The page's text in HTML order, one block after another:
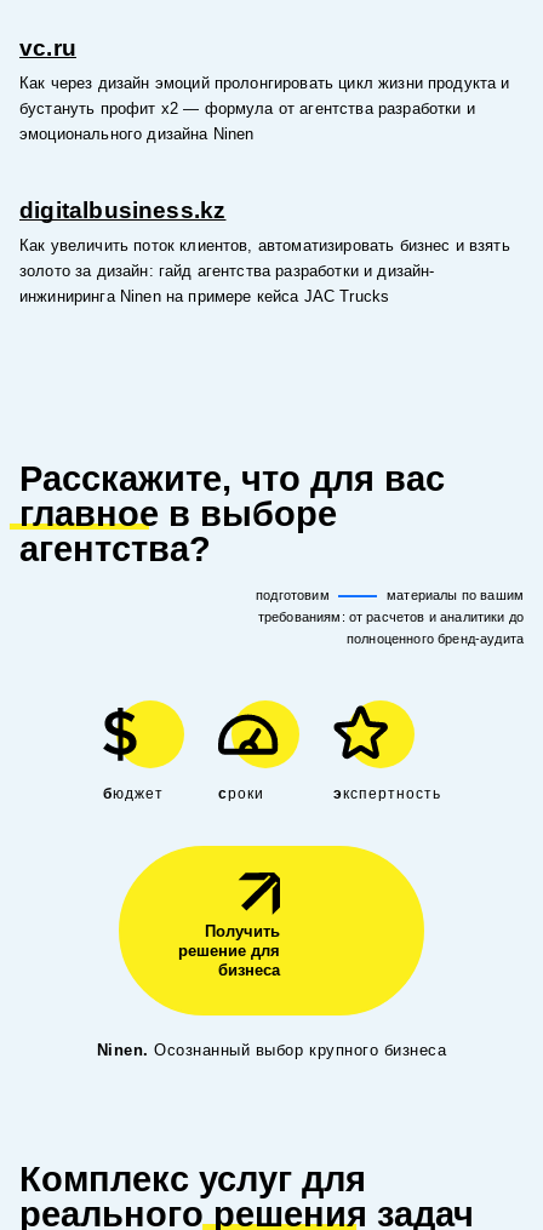
vc.ru
Как через дизайн эмоций пролонгировать цикл жизни продукта и
бустануть профит х2 — формула от агентства разработки и
эмоционального дизайна Ninen
digitalbusiness.kz
Как увеличить поток клиентов, автоматизировать бизнес и взять
золото за дизайн: гайд агентства разработки и дизайн-
инжиниринга Ninen на примере кейса JAC Trucks
Расскажите, что для вас
главное в выборе
агентства?
подготовим
материалы по вашим
требованиям: от расчетов и аналитики до
полноценного бренд-аудита
бюджет сроки экспертность
Получить
решение для
бизнеса
Ninen. Осознанный выбор крупного бизнеса
Комплекс услуг для
реальногорешения задач